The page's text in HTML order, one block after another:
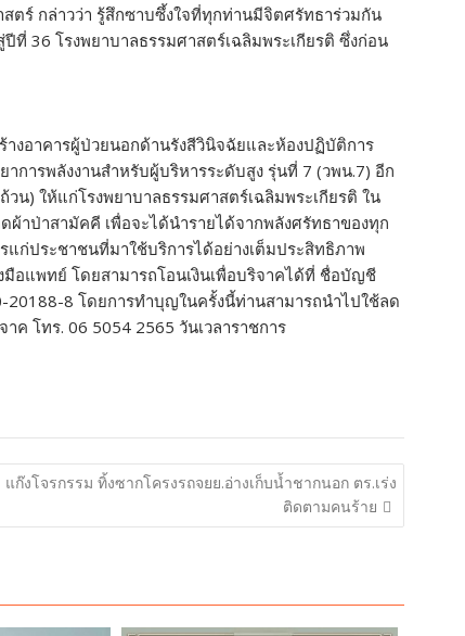
ตร์ กล่าวว่า รู้สึกซาบซึ้งใจที่ทุกท่านมีจิตศรัทธาร่วมกัน
ที่ 36 โรงพยาบาลธรรมศาสตร์เฉลิมพระเกียรติ ซึ่งก่อน
งอาคารผู้ป่วยนอกด้านรังสีวินิจฉัยและห้องปฏิบัติการ
ารพลังงานสำหรับผู้บริหารระดับสูง รุ่นที่ 7 (วพน.7) อีก
น) ให้แก่โรงพยาบาลธรรมศาสตร์เฉลิมพระเกียรติ ใน
าป่าสามัคคี เพื่อจะได้นำรายได้จากพลังศรัทธาของทุก
ก่ประชาชนที่มาใช้บริการได้อย่างเต็มประสิทธิภาพ
อแพทย์ โดยสามารถโอนเงินเพื่อบริจาคได้ที่ ชื่อบัญชี
20188-8 โดยการทำบุญในครั้งนี้ท่านสามารถนำไปใช้ลด
ค โทร. 06 5054 2565 วันเวลาราชการ
แก๊งโจรกรรม ทิ้งซากโครงรถจยย.อ่างเก็บน้ำชากนอก ตร.เร่ง
ติดตามคนร้าย